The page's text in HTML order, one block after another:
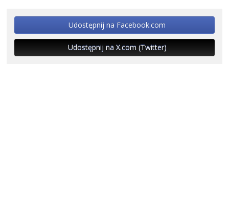
Udostępnij na Facebook.com
Udostępnij na X.com (Twitter)